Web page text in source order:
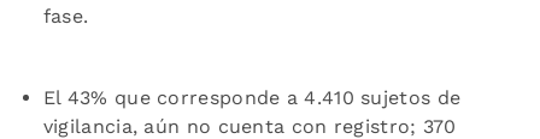
fase.
El 43% que corresponde a 4.410 sujetos de
vigilancia, aún no cuenta con registro; 370